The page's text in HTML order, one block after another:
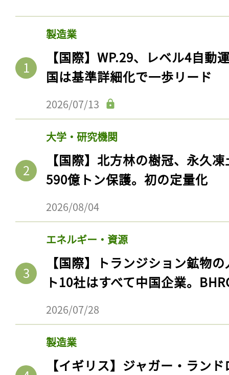
製造業
【国際】WP.29、レベル4自動
国は基準詳細化で一歩リード
2026/07/13
大学・研究機関
【国際】北方林の樹冠、永久
590億トン保護。初の定量化
2026/08/04
エネルギー・資源
【国際】トランジション鉱物
ト10社はすべて中国企業。
2026/07/28
製造業
【イギリス】ジャガー・ラン